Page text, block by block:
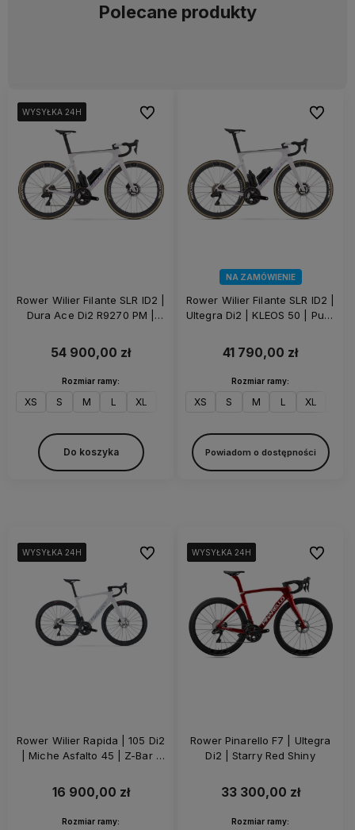
Polecane produkty
WYSYŁKA 24H
WYSYŁKA 24H
WYSYŁKA 24H
WYSYŁKA 24H
WYSYŁKA 24H
Rower Wilier Filante SLR ID2 |
Dura Ace Di2 R9270 PM |
54 900,00 zł
Rozmiar ramy:
XS S M L XL
Do koszyka
Do ulubionych
NA ZAMÓWIENIE
Rower Wilier Filante SLR ID2 |
Ultegra Di2 | KLEOS 50 | Pure
41 790,00 zł
Rozmiar ramy:
XS S M L XL
Powiadom o dostępności
Do
WYSYŁKA 24H
WYSYŁKA 24H
WYSYŁKA 24H
WYSYŁKA 24H
Rower Wilier Rapida | 105 Di2
| Miche Asfalto 45 | Z-Bar |
16 900,00 zł
Rozmiar ramy:
Do ulubionychWYSYŁKA 24H
WYSYŁKA 24H
WYSYŁKA 24H
WYSYŁKA 24H
WYSYŁKA 24H
Rower Pinarello F7 | Ultegra
Di2 | Starry Red Shiny
33 300,00 zł
Rozmiar ramy:
Do